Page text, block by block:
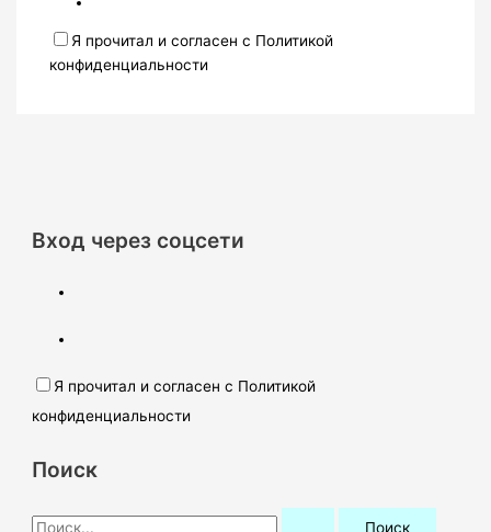
Я прочитал и согласен с Политикой
конфиденциальности
Вход через соцсети
Я прочитал и согласен с Политикой
конфиденциальности
Поиск
П